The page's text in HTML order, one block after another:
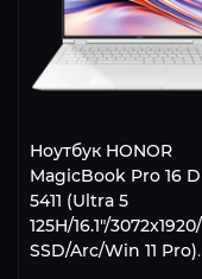
Ноутбук HONOR
MagicBook Pro 16
5411 (Ultra 5
125H/16.1"/
SSD/Arc/Win 11 Pro)